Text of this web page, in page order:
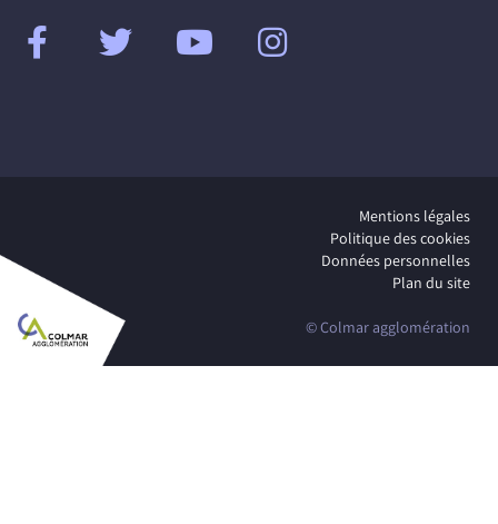
Mentions légales
Politique des cookies
Données personnelles
Plan du site
© Colmar agglomération